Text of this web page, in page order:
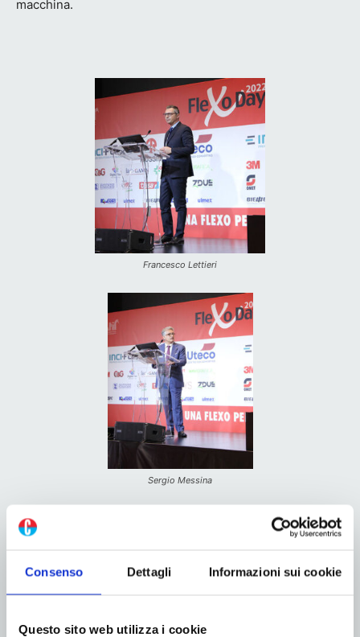
Consenso Dettagli Informazioni sui cookie
Questo sito web utilizza i cookie
macchina.
Francesco Lettieri
Sergio Messina
Francesco Lettieri
ha invece portato sul
palco del Flexo Day in qualità di testimonial Sergio
imballaggi flessibili siciliano che vanta un processo
taglio, e che ha scelto di equipaggiare tutte le sue